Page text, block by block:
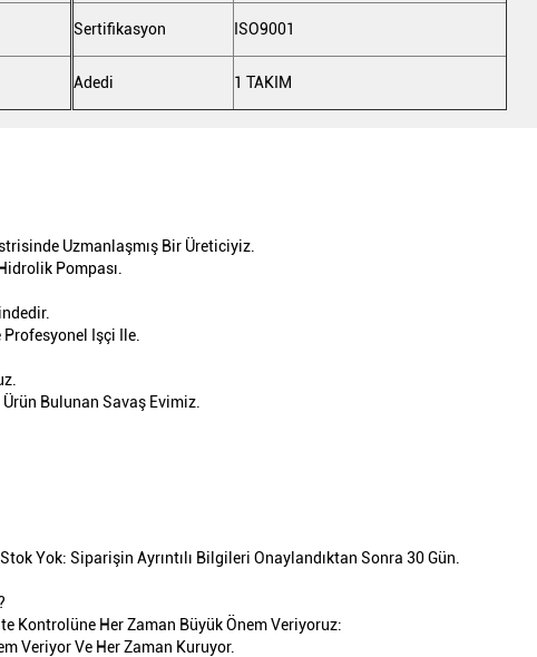
Sertifikasyon ISO9001
Adedi 1 TAKIM
Uzmanlaşmış Bir Üreticiyiz.
Pompası.
Profesyonel Işçi Ile.
Bulunan Savaş Evimiz.
Yok: Siparişin Ayrıntılı Bilgileri Onaylandıktan Sonra 30 Gün.
Kontrolüne Her Zaman Büyük Önem Veriyoruz:
Veriyor Ve Her Zaman Kuruyor.